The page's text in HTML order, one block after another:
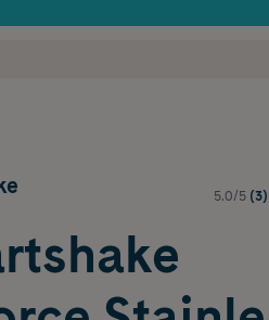
5.0/5 (3)